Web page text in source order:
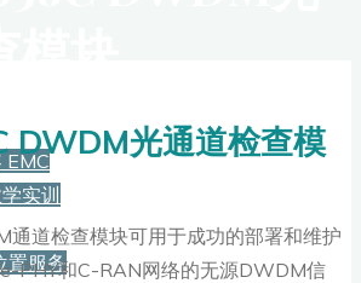
EMC
实训
置服务
DWDM光通道检查模
道检查模块可用于成功的部署和维护
PHY和C-RAN网络的无源DWDM信